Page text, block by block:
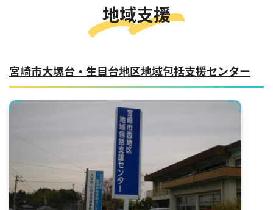
地域⽀援
宮崎市⼤塚台・⽣⽬台地区地域包括⽀援センター